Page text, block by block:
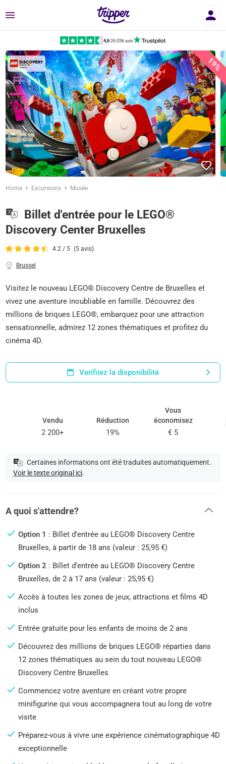
Menu
4,6|26 056 avis
19%
Home Excursions Musée
Billet d'entrée pour le LEGO®
Discovery Center Bruxelles
4.2 / 5 (5 avis)
Brussel
Visitez le nouveau LEGO® Discovery Centre de Bruxelles et
vivez une aventure inoubliable en famille. Découvrez des
millions de briques LEGO®, embarquez pour une attraction
sensationnelle, admirez 12 zones thématiques et profitez du
cinéma 4D.
Verifiiez la disponibilité
Vendu
2 200+
Réduction
19%
Vous
économisez
€ 5
Certaines informations ont été traduites automatiquement.
Voir le texte original ici.
A quoi s'attendre?
Option 1 : Billet d’entrée au LEGO® Discovery Centre
Bruxelles, à partir de 18 ans (valeur : 25,95 €)
Option 2 : Billet d’entrée au LEGO® Discovery Centre
Bruxelles, de 2 à 17 ans (valeur : 25,95 €)
Accès à toutes les zones de jeux, attractions et films 4D
inclus
Entrée gratuite pour les enfants de moins de 2 ans
Découvrez des millions de briques LEGO® réparties dans
12 zones thématiques au sein du tout nouveau LEGO®
Discovery Centre Bruxelles
Commencez votre aventure en créant votre propre
minifigurine qui vous accompagnera tout au long de votre
visite
Préparez-vous à vivre une expérience cinématographique 4D
exceptionnelle